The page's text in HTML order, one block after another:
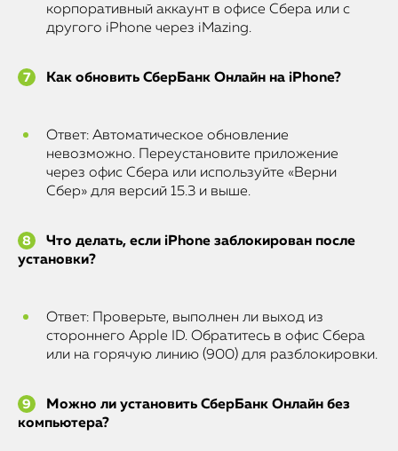
корпоративный аккаунт в офисе Сбера или с
другого iPhone через iMazing.
Как обновить СберБанк Онлайн на iPhone?
Ответ: Автоматическое обновление
невозможно. Переустановите приложение
через офис Сбера или используйте «Верни
Сбер» для версий 15.3 и выше.
Что делать, если iPhone заблокирован после
установки?
Ответ: Проверьте, выполнен ли выход из
стороннего Apple ID. Обратитесь в офис Сбера
или на горячую линию (900) для разблокировки.
Можно ли установить СберБанк Онлайн без
компьютера?